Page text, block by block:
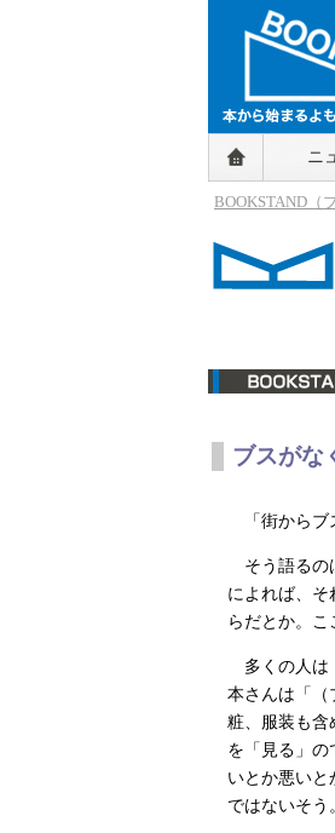
～本から始ま
BOOKSTAND（
ニ
BOOKSTAND（
ブスがな
「街からブ
そう語るの
によれば、
らだとか。こ
多くの人は
本さんは「（
粧、服装も含
を「見る」の
いとか悪い
ではないそう。